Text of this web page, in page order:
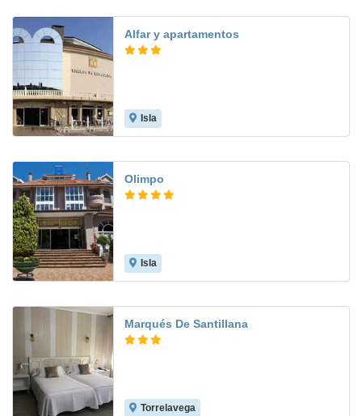
Alfar y apartamentos
Isla
Olimpo
Isla
Marqués De Santillana
Torrelavega